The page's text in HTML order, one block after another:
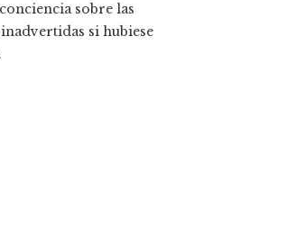
sobre las
si hubiese